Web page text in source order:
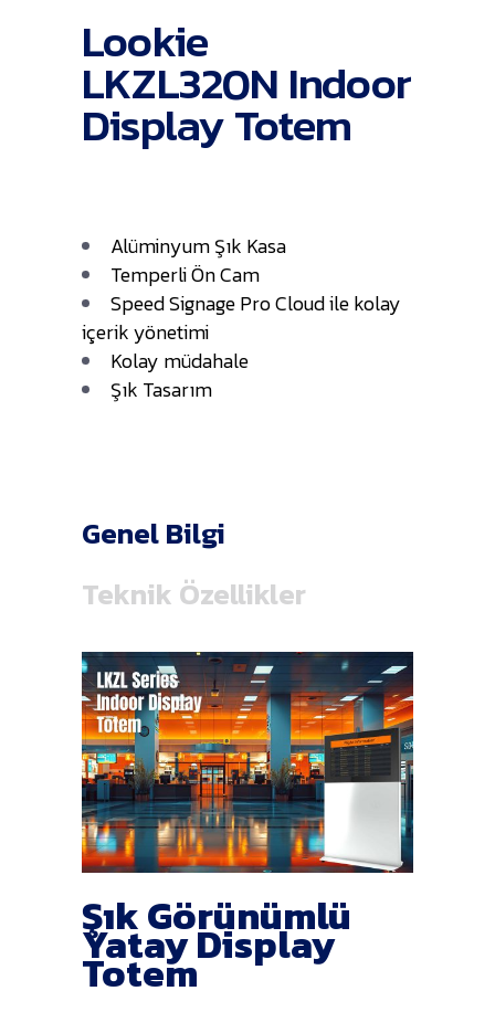
Lookie
LKZL320N Indoor
Display Totem
Alüminyum Şık Kasa
Temperli Ön Cam
Speed Signage Pro Cloud ile kolay
içerik yönetimi
Kolay müdahale
Şık Tasarım
Genel Bilgi
Teknik Özellikler
Şık Görünümlü
Yatay Display
Totem